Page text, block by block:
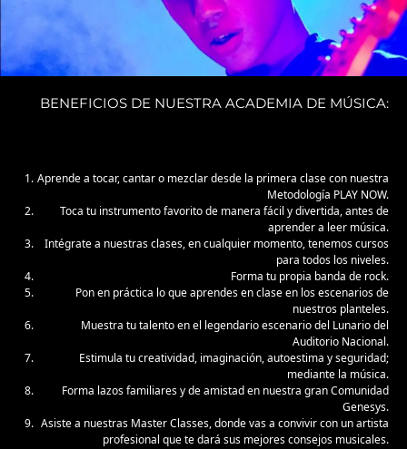
BENEFICIOS DE NUESTRA ACADEMIA DE MÚSICA:
Aprende a tocar, cantar o mezclar desde la primera clase con nuestra
Metodología PLAY NOW.
Toca tu instrumento favorito de manera fácil y divertida, antes de
aprender a leer música.
Intégrate a nuestras clases, en cualquier momento, tenemos cursos
para todos los niveles.
Forma tu propia banda de rock.
Pon en práctica lo que aprendes en clase en los escenarios de
nuestros planteles.
Muestra tu talento en el legendario escenario del Lunario del
Auditorio Nacional.
Estimula tu creatividad, imaginación, autoestima y seguridad;
mediante la música.
Forma lazos familiares y de amistad en nuestra gran Comunidad
Genesys.
Asiste a nuestras Master Classes, donde vas a convivir con un artista
profesional que te dará sus mejores consejos musicales.